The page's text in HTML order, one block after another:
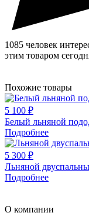
1085 человек
этим товаром
Похожие товары
5 100 ₽
Белый льняной
Подробнее
5 300 ₽
Льняной
Подробнее
О компании